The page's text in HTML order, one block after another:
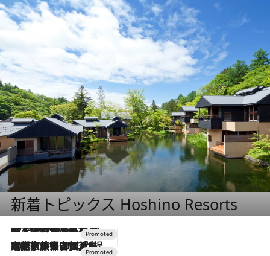
新着トピックス Hoshino Resorts
2026.8.7
【トンボの足水浴】ヒノキの香りに包まれて涼感マックス！約13℃の湧水かけ流しを避暑地「星野温泉 トンボの湯」で体験
2026.7.31
【ホテル帰省】という選択肢をOMOが提案。家族とほどよい距離を保つには「昼は実家、夜は気兼ねなくホテルで！」